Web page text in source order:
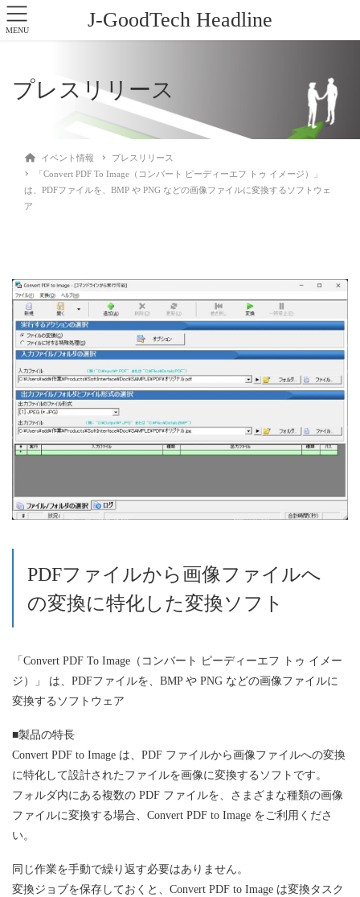
J-GoodTech Headline
プレスリリース
イベント情報
プレスリリース
「Convert PDF To Image（コンバート ピーディーエフ トゥ イメージ）」
は、PDFファイルを、BMP や PNG などの画像ファイルに変換するソフトウェ
ア
PDFファイルから画像ファイルへ
の変換に特化した変換ソフト
「Convert PDF To Image（コンバート ピーディーエフ トゥ イメー
ジ）」 は、PDFファイルを、BMP や PNG などの画像ファイルに
変換するソフトウェア
■製品の特長
Convert PDF to Image は、PDF ファイルから画像ファイルへの変換
に特化して設計されたファイルを画像に変換するソフトです。
フォルダ内にある複数の PDF ファイルを、さまざまな種類の画像
ファイルに変換する場合、Convert PDF to Image をご利用くださ
い。
同じ作業を手動で繰り返す必要はありません。
変換ジョブを保存しておくと、Convert PDF to Image は変換タスク
MENU